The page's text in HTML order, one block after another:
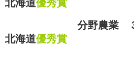
北海道優秀賞
分野農業 ３年
北海道優秀賞